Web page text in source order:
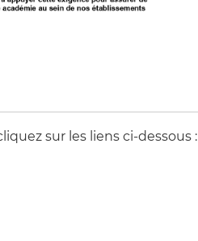
sur les liens ci-dessous :